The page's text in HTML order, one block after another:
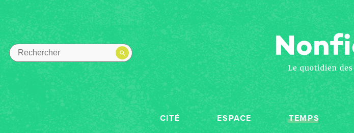
CITÉ ESPACE TEMPS